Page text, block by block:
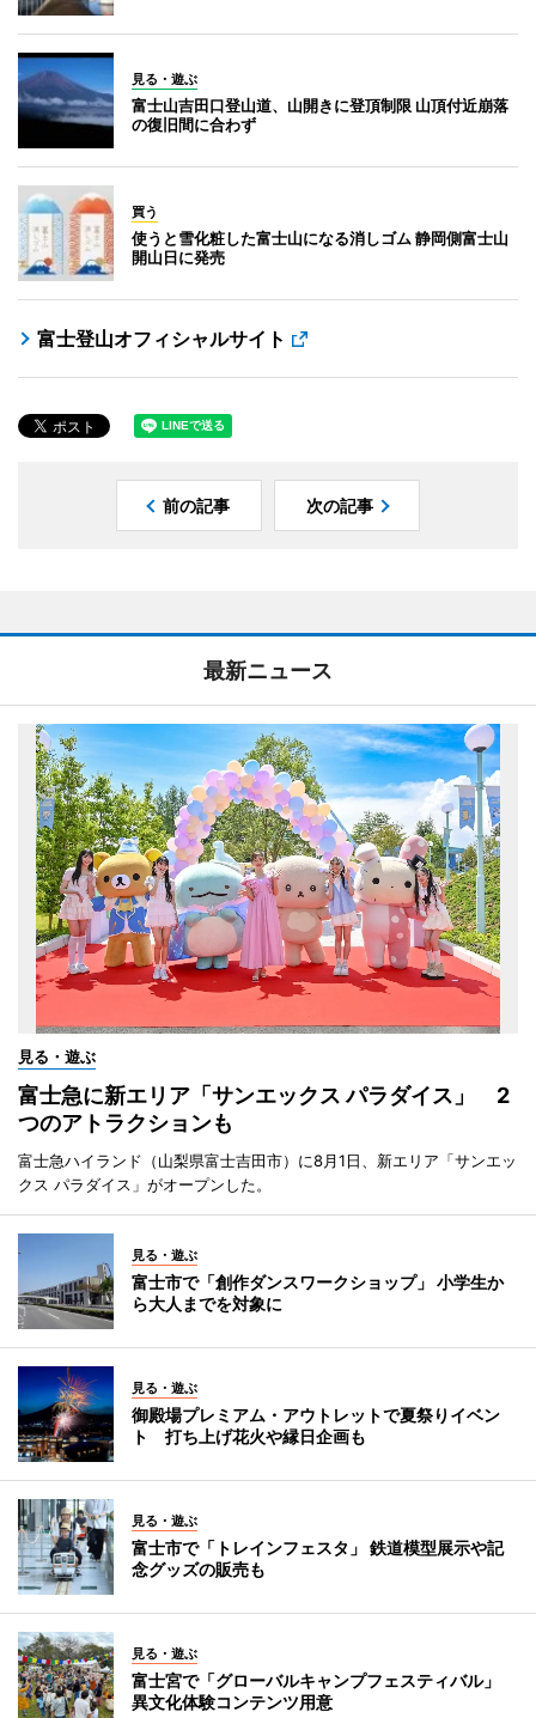
見る・遊ぶ
富士山吉田口登山道、山開きに登頂制限 山頂付近崩落
の復旧間に合わず
買う
使うと雪化粧した富士山になる消しゴム 静岡側富士山
開山日に発売
富士登山オフィシャルサイト
前の記事 次の記事
最新ニュース
見る・遊ぶ
富士急に新エリア「サンエックス パラダイス」 2
つのアトラクションも
富士急ハイランド（山梨県富士吉田市）に8月1日、新エリア「サンエッ
クス パラダイス」がオープンした。
見る・遊ぶ
富士市で「創作ダンスワークショップ」 小学生か
ら大人までを対象に
見る・遊ぶ
御殿場プレミアム・アウトレットで夏祭りイベン
ト 打ち上げ花火や縁日企画も
見る・遊ぶ
富士市で「トレインフェスタ」 鉄道模型展示や記
念グッズの販売も
見る・遊ぶ
富士宮で「グローバルキャンプフェスティバル」
異文化体験コンテンツ用意